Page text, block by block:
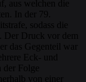
aus welchen die
In der 79.
sodass die
Der Druck vor dem
das Gegenteil war
Eck- und
der Folge
von einer